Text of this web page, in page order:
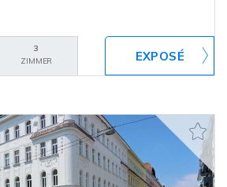
3
ZIMMER